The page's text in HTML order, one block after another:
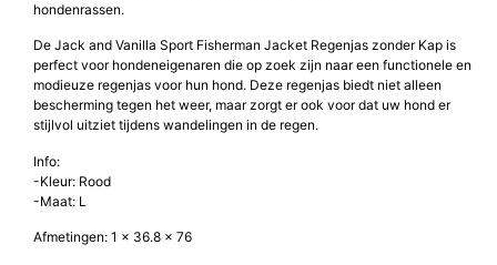
hondenrassen.
De Jack and Vanilla Sport Fisherman Jacket Regenjas zonder Kap is
perfect voor hondeneigenaren die op zoek zijn naar een functionele en
modieuze regenjas voor hun hond. Deze regenjas biedt niet alleen
bescherming tegen het weer, maar zorgt er ook voor dat uw hond er
stijlvol uitziet tijdens wandelingen in de regen.
Info:
-Kleur: Rood
-Maat: L
Afmetingen: 1 x 36.8 x 76